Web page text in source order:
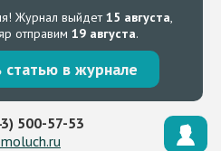
Журнал выйдет15 августа,
отправим 19 августа.
статью в журнале
500-57-53